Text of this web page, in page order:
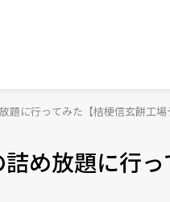
に行ってみた【桔梗信玄餅工場
め放題に行